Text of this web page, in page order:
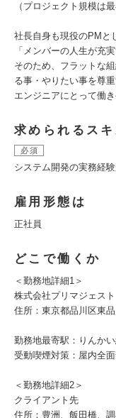
（プロジェクト規模は
社長自身も現役のPMと
「メンバーの人生が充
そのため、フラットな
る事・やりたい事を尊
エンジニアにとって働
求められるスキ
必須
システム開発の実務経
雇用形態は
正社員
どこで働くか
＜勤務地詳細1＞
株式会社プリマジェスト
住所：東京都品川区東
勤務地最寄駅：りんか
受動喫煙対策：屋内全
＜勤務地詳細2＞
クライアント先
住所：豊洲、飯田橋、